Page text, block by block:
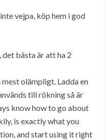
vejpa, köp hem i god
bästa är att ha 2
olämpligt. Ladda en
till rökning så är
know how to go about
is exactly what you
and start using it right